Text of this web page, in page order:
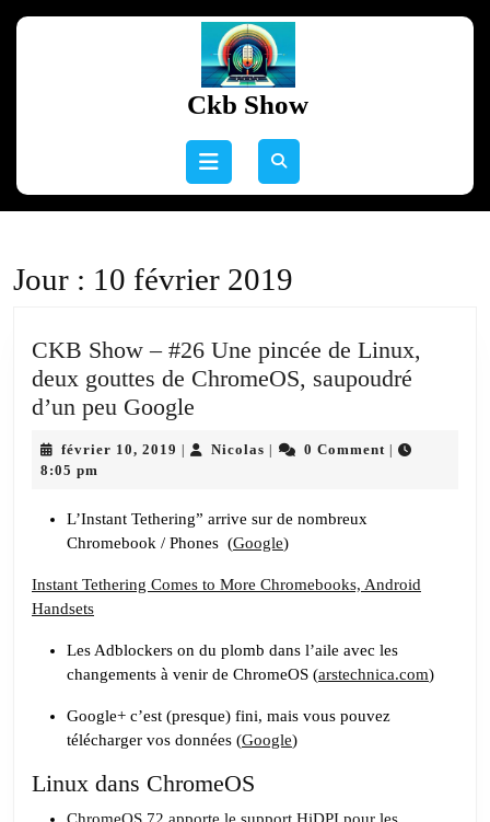
Ckb Show
Open
Jour : 10 février 2019
CKB Show – #26 Une pincée de Linux,
deux gouttes de ChromeOS, saupoudré
d’un peu Google
–
Une
pincée
de
gouttes
ChromeOS,
saupoudré
d’un
février 10, 2019 févrierNicolas Nicolas0 Comment
8:05 pm
L’Instant Tethering” arrive sur de nombreux
Chromebook / Phones (Google)
Instant Tethering Comes to More Chromebooks, Android
Handsets
Les Adblockers on du plomb dans l’aile avec les
changements à venir de ChromeOS (arstechnica.com)
Google+ c’est (presque) fini, mais vous pouvez
télécharger vos données (Google)
Linux dans ChromeOS